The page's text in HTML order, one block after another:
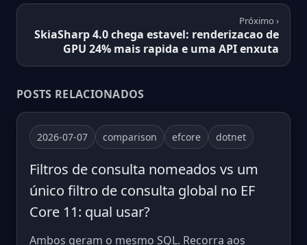
Próximo ›
SkiaSharp 4.0 chega estavel: renderizacao de
GPU 24% mais rapida e uma API enxuta
POSTS RELACIONADOS
2026-07-07 comparison efcore dotnet
Filtros de consulta nomeados vs um
único filtro de consulta global no EF
Core 11: qual usar?
Ambos geram o mesmo SQL. Recorra aos